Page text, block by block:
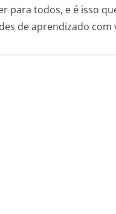
para todos, e é isso
de aprendizado com